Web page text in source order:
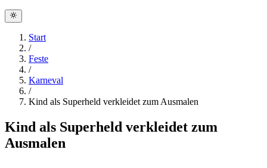
Start
/
Feste
/
Karneval
/
Kind als Superheld verkleidet zum Ausmalen
Kind als Superheld verkleidet zum
Ausmalen